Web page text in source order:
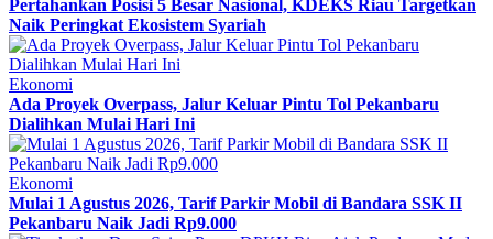
Pertahankan Posisi 5 Besar Nasional, KDEKS Riau Targetkan
Naik Peringkat Ekosistem Syariah
Ekonomi
Ada Proyek Overpass, Jalur Keluar Pintu Tol Pekanbaru
Dialihkan Mulai Hari Ini
Ekonomi
Mulai 1 Agustus 2026, Tarif Parkir Mobil di Bandara SSK II
Pekanbaru Naik Jadi Rp9.000